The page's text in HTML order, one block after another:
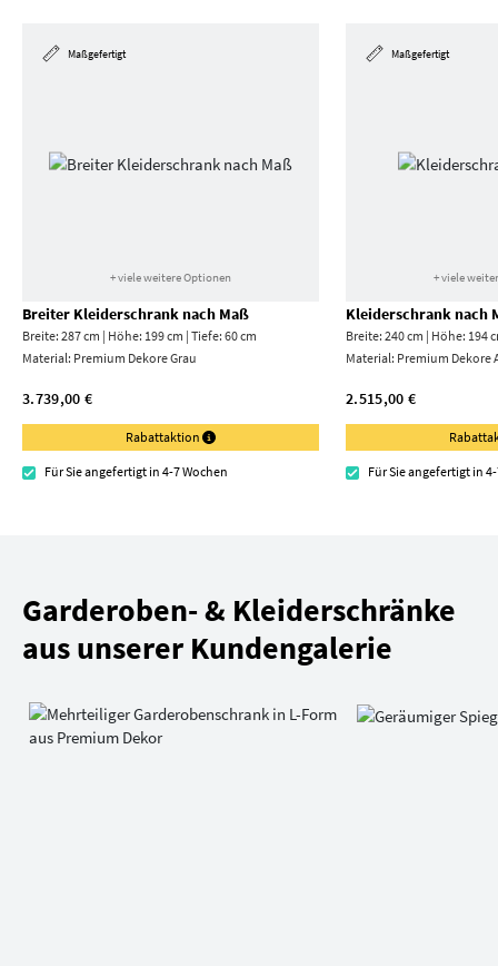
Maßgefertigt
+ viele weitere Optionen
Breiter Kleiderschrank nach Maß
Breite: 287 cm | Höhe: 199 cm | Tiefe: 60 cm
Material: Premium Dekore Grau
3.739,00 €
Rabattaktion
Für Sie angefertigt in 4-7 Wochen
Maßgefertigt
+ viele
Kleiderschrank nach
Breite: 240 cm | Höhe: 194
Material: Premium Dekore
2.515,00 €
Für Sie angefertigt in
Garderoben- & Kleiderschränke
aus unserer Kundengalerie